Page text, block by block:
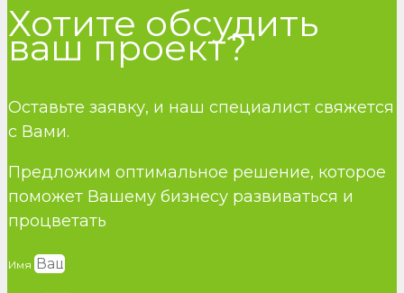
Хотите обсудить
ваш проект?
Оставьте заявку, и наш специалист свяжется
с Вами.
Предложим оптимальное решение, которое
поможет Вашему бизнесу развиваться и
процветать
Имя